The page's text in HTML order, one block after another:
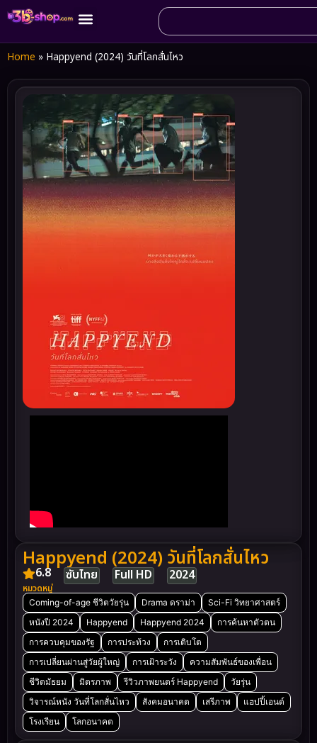
Home » Happyend (2024) วันที่โลกสั่นไหว
Happyend (2024) วันที่โลกสั่นไหว
6.8 ซับไทย Full HD 2024
หมวดหมู่
Coming-of-age ชีวิตวัยรุ่น Drama ดราม่า
Sci-Fi วิทยาศาสตร์
หนังปี 2024
Happyend Happyend 2024
การค้นหาตัวตน
การควบคุมของรัฐ
การประท้วง
การเติบโต
การเปลี่ยนผ่านสู่วัยผู้ใหญ่
การเฝ้าระวัง
ความสัมพันธ์ของเพื่อน
ชีวิตมัธยม
มิตรภาพ รีวิวภาพยนตร์ Happyend
วัยรุ่น
วิจารณ์หนัง วันที่โลกสั่นไหว
สังคมอนาคต เสรีภาพ
แฮปปี้เอนด์
โรงเรียน
โลกอนาคต